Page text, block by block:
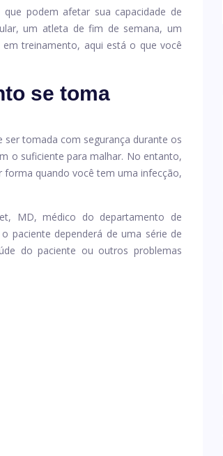
podem afetar sua capacidade de
um atleta de fim de semana, um
treinamento, aqui está o que você
se toma
tomada com segurança durante os
o suficiente para malhar. No entanto,
quando você tem uma infecção,
MD, médico do departamento de
paciente dependerá de uma série de
do paciente ou outros problemas